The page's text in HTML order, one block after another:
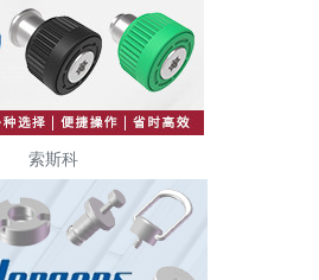
索斯科